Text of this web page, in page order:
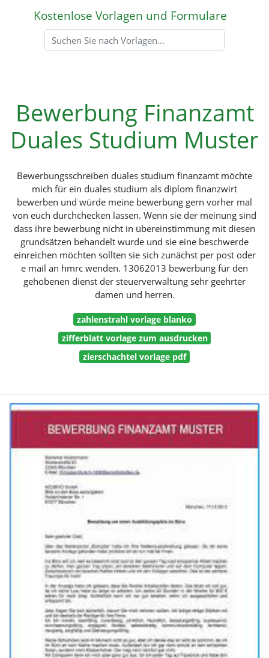
Kostenlose Vorlagen und Formulare
Bewerbung Finanzamt
Duales Studium Muster
Bewerbungsschreiben duales studium finanzamt möchte
mich für ein duales studium als diplom finanzwirt
bewerben und würde meine bewerbung gern vorher mal
von euch durchchecken lassen. Wenn sie der meinung sind
dass ihre bewerbung nicht in übereinstimmung mit diesen
grundsätzen behandelt wurde und sie eine beschwerde
einreichen möchten sollten sie sich zunächst per post oder
e mail an hmrc wenden. 13062013 bewerbung für den
gehobenen dienst der steuerverwaltung sehr geehrter
damen und herren.
zahlenstrahl vorlage blanko
zifferblatt vorlage zum ausdrucken
zierschachtel vorlage pdf